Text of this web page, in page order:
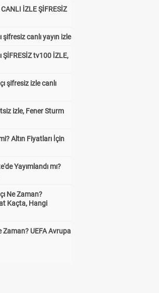
İZLE ŞİFRESİZ
canlı yayın izle
tv100 İZLE,
şifresiz izle canlı
izle, Fener Sturm
Altın Fiyatları İçin
Yayımlandı mı?
Ne Zaman?
Kaçta, Hangi
Zaman? UEFA Avrupa